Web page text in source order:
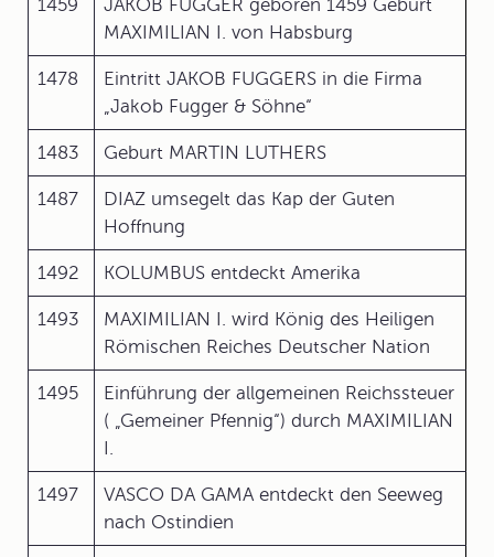
1459
JAKOB FUGGER geboren 1459 Geburt
MAXIMILIAN I. von Habsburg
1478
Eintritt JAKOB FUGGERS in die Firma
„Jakob Fugger & Söhne“
1483 Geburt MARTIN LUTHERS
1487
DIAZ umsegelt das Kap der Guten
Hoffnung
1492 KOLUMBUS entdeckt Amerika
1493
MAXIMILIAN I. wird König des Heiligen
Römischen Reiches Deutscher Nation
1495
Einführung der allgemeinen Reichssteuer
( „Gemeiner Pfennig“) durch MAXIMILIAN
I.
1497
VASCO DA GAMA entdeckt den Seeweg
nach Ostindien